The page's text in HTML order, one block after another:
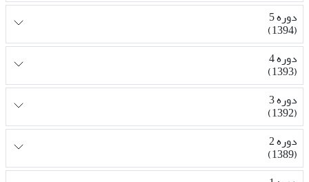
دوره 5
(1394)
دوره 4
(1393)
دوره 3
(1392)
دوره 2
(1389)